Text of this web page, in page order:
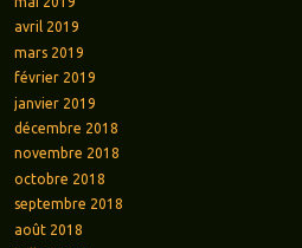
avril 2019
mars 2019
février 2019
janvier 2019
décembre 2018
novembre 2018
octobre 2018
septembre 2018
août 2018